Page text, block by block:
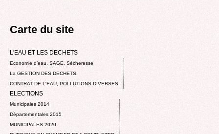
Carte du site
L'EAU ET LES DECHETS
Economie d’eau, SAGE, Sécheresse
La GESTION DES DECHETS
CONTRAT DE L'EAU, POLLUTIONS DIVERSES
ELECTIONS
Municipales 2014
Départementales 2015
MUNICIPALES 2020